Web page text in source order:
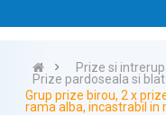
Prize si
Prize pardoseala si blat
Grup prize birou, 2 x
rama alba, incastrabil in